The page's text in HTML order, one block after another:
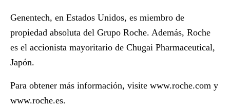
Genentech, en Estados Unidos, es miembro de
propiedad absoluta del Grupo Roche. Además, Roche
es el accionista mayoritario de Chugai Pharmaceutical,
Japón.
Para obtener más información, visite www.roche.com y
www.roche.es.